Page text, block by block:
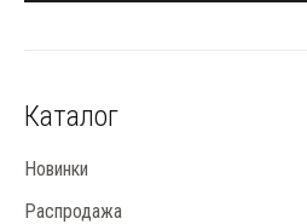
Каталог
Новинки
Распродажа